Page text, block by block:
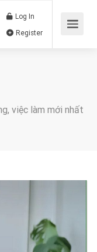
Log In
việc làm mới nhất